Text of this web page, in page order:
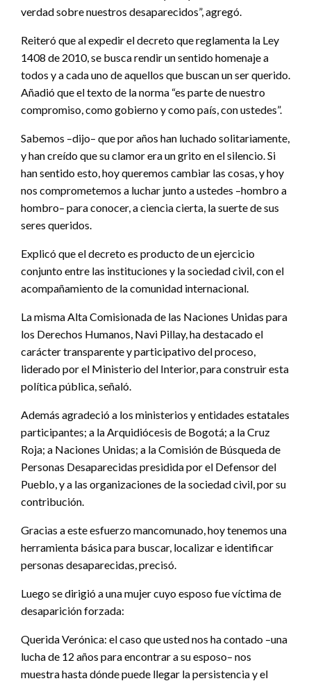
verdad sobre nuestros desaparecidos”, agregó.
Reiteró que al expedir el decreto que reglamenta la Ley
1408 de 2010, se busca rendir un sentido homenaje a
todos y a cada uno de aquellos que buscan un ser querido.
Añadió que el texto de la norma “es parte de nuestro
compromiso, como gobierno y como país, con ustedes”.
Sabemos –dijo– que por años han luchado solitariamente,
y han creído que su clamor era un grito en el silencio. Si
han sentido esto, hoy queremos cambiar las cosas, y hoy
nos comprometemos a luchar junto a ustedes –hombro a
hombro– para conocer, a ciencia cierta, la suerte de sus
seres queridos.
Explicó que el decreto es producto de un ejercicio
conjunto entre las instituciones y la sociedad civil, con el
acompañamiento de la comunidad internacional.
La misma Alta Comisionada de las Naciones Unidas para
los Derechos Humanos, Navi Pillay, ha destacado el
carácter transparente y participativo del proceso,
liderado por el Ministerio del Interior, para construir esta
política pública, señaló.
Además agradeció a los ministerios y entidades estatales
participantes; a la Arquidiócesis de Bogotá; a la Cruz
Roja; a Naciones Unidas; a la Comisión de Búsqueda de
Personas Desaparecidas presidida por el Defensor del
Pueblo, y a las organizaciones de la sociedad civil, por su
contribución.
Gracias a este esfuerzo mancomunado, hoy tenemos una
herramienta básica para buscar, localizar e identificar
personas desaparecidas, precisó.
Luego se dirigió a una mujer cuyo esposo fue víctima de
desaparición forzada:
Querida Verónica: el caso que usted nos ha contado –una
lucha de 12 años para encontrar a su esposo– nos
muestra hasta dónde puede llegar la persistencia y el